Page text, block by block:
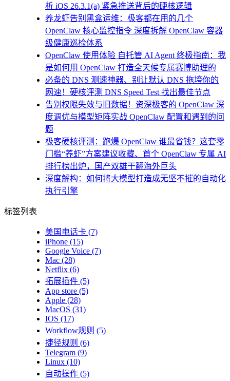
析 iOS 26.3.1(a) 紧急推送背后的硬核逻辑
养龙虾告别黑盒运维：极客都在用的几个
OpenClaw 核心监控指令 深度拆解 OpenClaw 容器
级健康巡检体系
OpenClaw 使用体验 自托管 AI Agent 终极指南：我
是如何用 OpenClaw 打造全天候专属赛博助理的
必备的 DNS 测速神器、别让默认 DNS 拖垮你的
网速！硬核评测 DNS Speed Test 找出最佳节点
告别权限失效与旧数据！资深极客的 OpenClaw 深
度调优与模型矩阵实战 OpenClaw 配置和遇到的问
题
极客硬核评测：跑爆 OpenClaw 谁最省钱？这套零
门槛“养虾”方案建议收藏、首个 OpenClaw 专属 AI
排行榜出炉，国产双雄干翻海外巨头
深度解构：如何将大模型打造成无坚不摧的自动化
执行引擎
标签列表
美国电话卡 (7)
iPhone (15)
Google Voice (7)
Mac (28)
Netflix (6)
拓展插件 (5)
App store (5)
Apple (28)
MacOS (31)
IOS (17)
Workflow规则 (5)
捷径规则 (6)
Telegram (9)
Linux (10)
自动操作 (5)